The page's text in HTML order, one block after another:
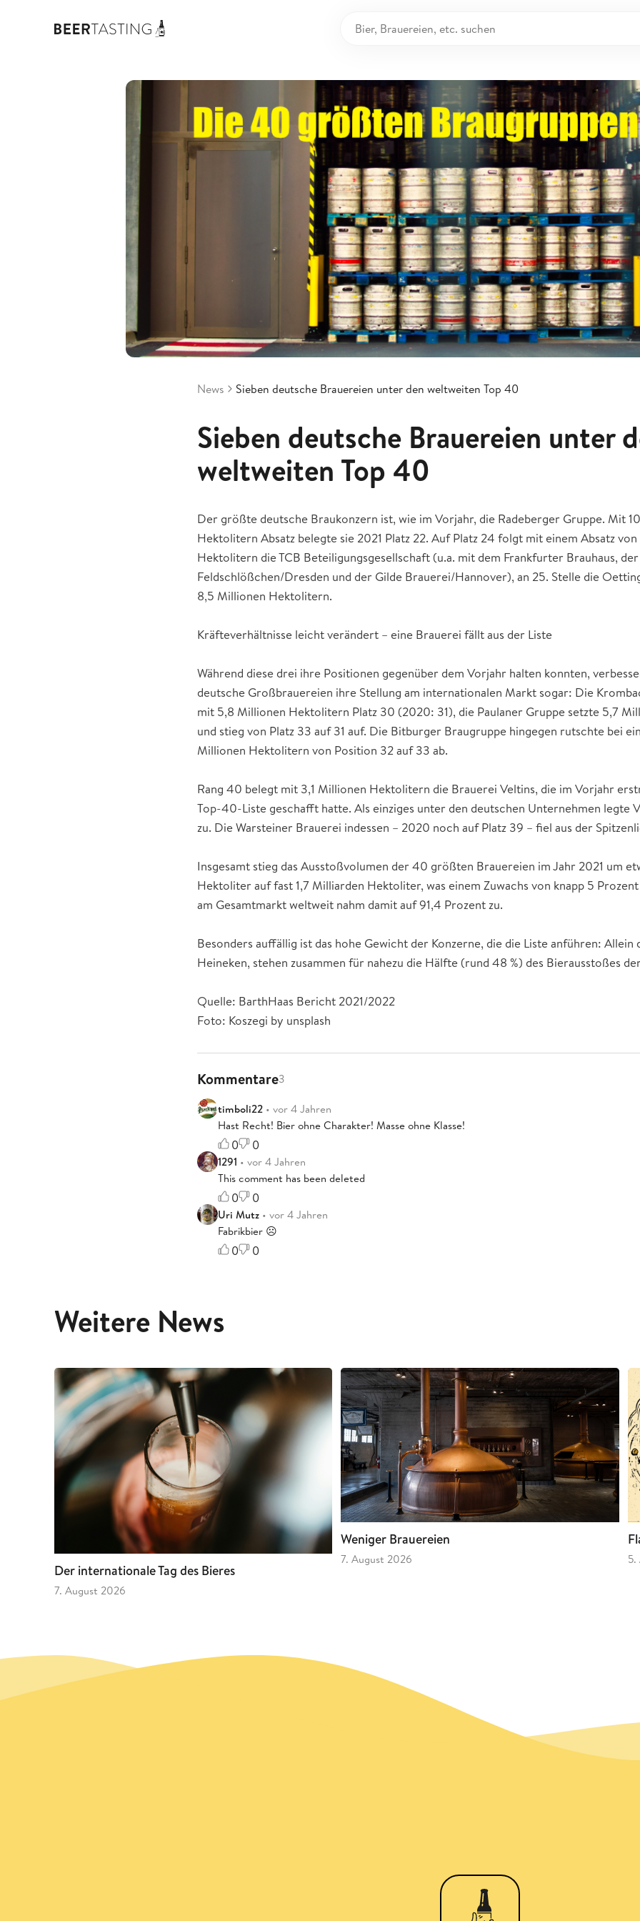
News Sieben deutsche Brauereien unter den weltweiten Top 40
Sieben deutsche Brauereien unter
weltweiten Top 40
Der größte deutsche Braukonzern ist, wie im Vorjahr, die Radeberger Gruppe. Mit
Hektolitern Absatz belegte sie 2021 Platz 22. Auf Platz 24 folgt mit einem Absatz
Hektolitern die TCB Beteiligungsgesellschaft (u.a. mit dem Frankfurter Brauhaus, der
Feldschlößchen/Dresden und der Gilde Brauerei/Hannover), an 25. Stelle die
8,5 Millionen Hektolitern.
Kräfteverhältnisse leicht verändert – eine Brauerei fällt aus der Liste
Während diese drei ihre Positionen gegenüber dem Vorjahr halten konnten,
deutsche Großbrauereien ihre Stellung am internationalen Markt sogar: Die
mit 5,8 Millionen Hektolitern Platz 30 (2020: 31), die Paulaner Gruppe setzte 5,7
und stieg von Platz 33 auf 31 auf. Die Bitburger Braugruppe hingegen rutschte bei
Millionen Hektolitern von Position 32 auf 33 ab.
Rang 40 belegt mit 3,1 Millionen Hektolitern die Brauerei Veltins, die im Vorjahr
Top-40-Liste geschafft hatte. Als einziges unter den deutschen Unternehmen legte
zu. Die Warsteiner Brauerei indessen – 2020 noch auf Platz 39 – fiel aus der
Insgesamt stieg das Ausstoßvolumen der 40 größten Brauereien im Jahr 2021 um
Hektoliter auf fast 1,7 Milliarden Hektoliter, was einem Zuwachs von knapp 5
am Gesamtmarkt weltweit nahm damit auf 91,4 Prozent zu.
Besonders auffällig ist das hohe Gewicht der Konzerne, die die Liste anführen: Allein
Heineken, stehen zusammen für nahezu die Hälfte (rund 48 %) des Bierausstoßes
Quelle: BarthHaas Bericht 2021/2022
Foto: Koszegi by unsplash
Kommentare3
timboli22 • vor 4 Jahren
Hast Recht! Bier ohne Charakter! Masse ohne Klasse!
0 0
1291 • vor 4 Jahren
This comment has been deleted
0 0
Uri Mutz • vor 4 Jahren
Fabrikbier ☹️
0 0
Weitere News
Der internationale Tag des Bieres
7. August 2026
Weniger Brauereien
7. August 2026 5.